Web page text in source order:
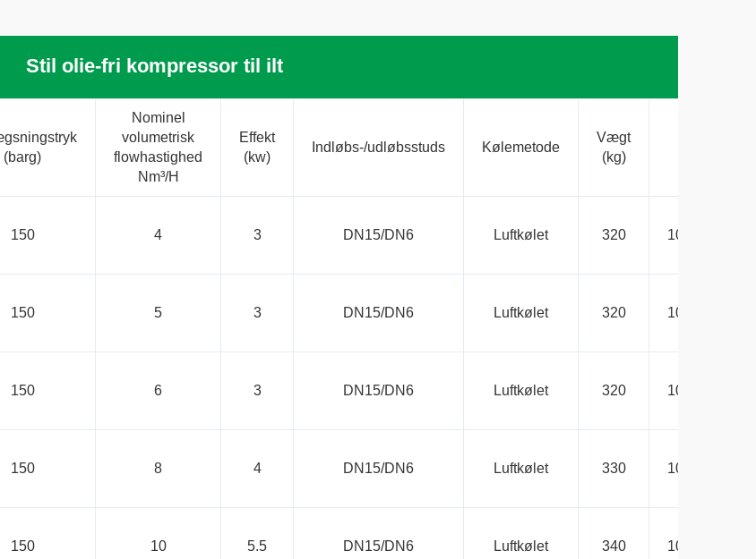
Stil olie-fri kompressor til ilt
(barg)
Nominel
volumetrisk
flowhastighed
Nm³/H
Effekt
(kw)
Indløbs-/udløbsstuds Kølemetode
Vægt
(kg)
150 4 3 DN15/DN6 Luftkølet 320
150 5 3 DN15/DN6 Luftkølet 320
150 6 3 DN15/DN6 Luftkølet 320
150 8 4 DN15/DN6 Luftkølet 330
150 10 5.5 DN15/DN6 Luftkølet 340